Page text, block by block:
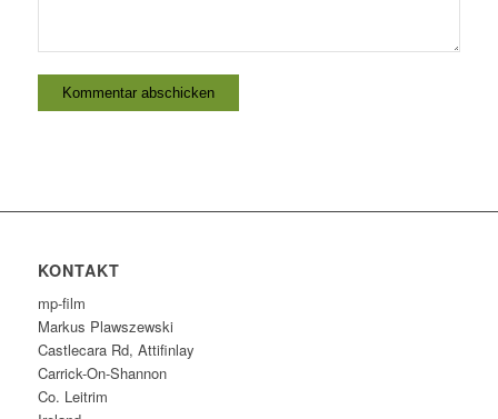
KONTAKT
mp-film
Markus Plawszewski
Castlecara Rd, Attifinlay
Carrick-On-Shannon
Co. Leitrim